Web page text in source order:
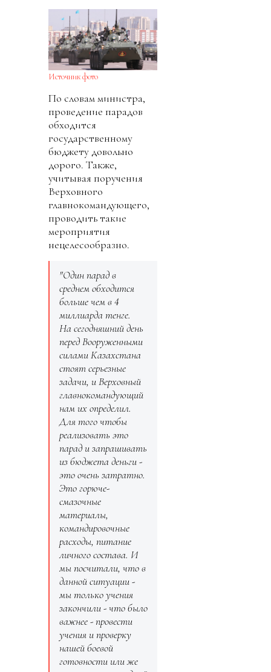
Источник фото
По словам министра,
проведение парадов
обходится
государственному
бюджету довольно
дорого. Также,
учитывая поручения
Верховного
главнокомандующего,
проводить такие
мероприятия
нецелесообразно.
"Один парад в
среднем обходится
больше чем в 4
миллиарда тенге.
На сегодняшний день
перед Вооруженными
силами Казахстана
стоят серьезные
задачи, и Верховный
главнокомандующий
нам их определил.
Для того чтобы
реализовать это
паради запрашивать
из бюджета деньги -
это очень затратно.
Это горюче-
смазочные
материалы,
командировочные
расходы, питание
личного состава. И
мы посчитали, что в
данной ситуации -
мы только учения
закончили - что было
важнее - провести
учения и проверку
нашей боевой
готовности или же